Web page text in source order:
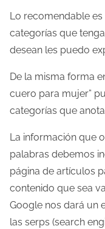
Lo recomendable
categorías que
desean les puedo
De la misma forma
cuero para mujer”
categorías que
La información que
palabras debemos
página de artículos
contenido que sea
Google nos dará un
las serps (search